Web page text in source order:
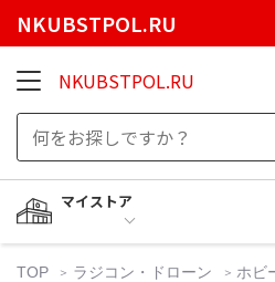
NKUBSTPOL.RU
NKUBSTPOL.RU
マイストア
TOP ラジコン・ドローン ホビ